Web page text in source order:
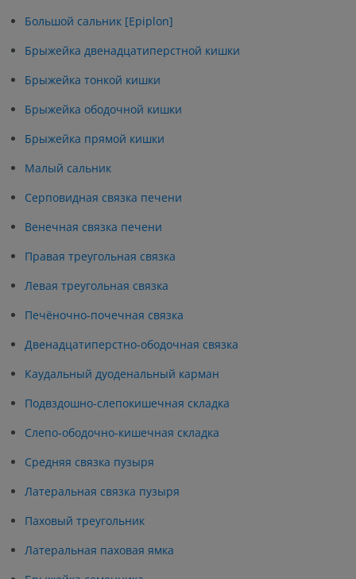
Большой сальник [Epiplon]
Брыжейка двенадцатиперстной кишки
Брыжейка тонкой кишки
Брыжейка ободочной кишки
Брыжейка прямой кишки
Малый сальник
Серповидная связка печени
Венечная связка печени
Правая треугольная связка
Левая треугольная связка
Печёночно-почечная связка
Двенадцатиперстно-ободочная связка
Каудальный дуоденальный карман
Подвздошно-слепокишечная складка
Слепо-ободочно-кишечная складка
Средняя связка пузыря
Латеральная связка пузыря
Паховый треугольник
Латеральная паховая ямка